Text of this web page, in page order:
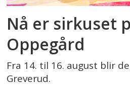
Nå er sirkuset
Oppegård
Fra 14. til 16. august blir
Greverud.